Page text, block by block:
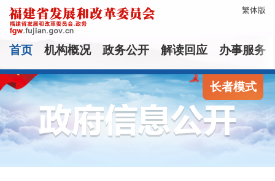
繁体版
首页 机构概况 政务公开 解读回应 办事服务
长者模式